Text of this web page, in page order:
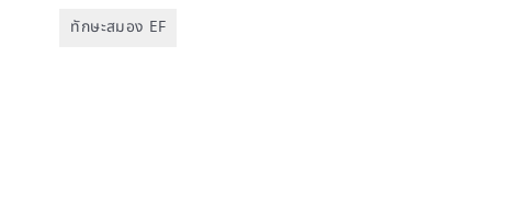
ทักษะสมอง EF